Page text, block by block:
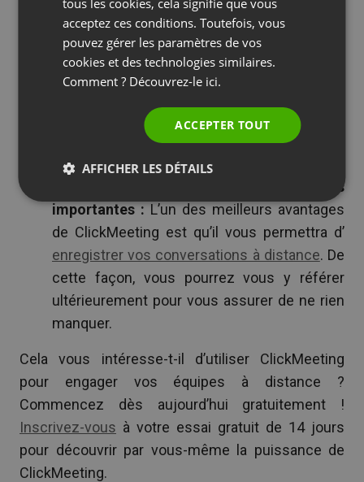
engageantes : Avec ClickMeeting, vous
pouvez vraiment engager vos employés en
télétravail grâceau partage d’écran
privé, et aux outils tels que
. Ces fonctionnalités rendent les
réunions en ligne beaucoup plus
Conserver toutes les informations
importantes : L’un des meilleurs avantages
de ClickMeeting est qu’il vous permettra d’
enregistrer vos conversations à distance. De
cette façon, vous pourrez vous y référer
ultérieurement pour vous assurer de ne rien
manquer.
Cela vous intéresse-t-il d’utiliser ClickMeeting
pour engager vos équipes à distance ?
Commencez dès aujourd’hui gratuitement !
Inscrivez-vous à votre essai gratuit de 14 jours
pour découvrir par vous-même la puissance de
ClickMeeting.
PORTUGUESE
tous les cookies, cela signifie que vous
acceptez ces conditions. Toutefois, vous
pouvez gérer les paramètres de vos
cookies et des technologies similaires.
Comment ? Découvrez-le ici.
ACCEPTER TOUT
AFFICHER LES DÉTAILS